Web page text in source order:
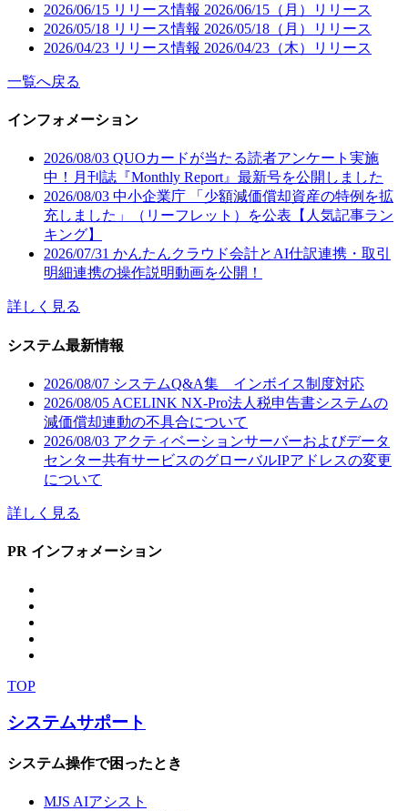
2026/06/15 リリース情報 2026/06/15（月）リリース
2026/05/18 リリース情報 2026/05/18（月）リリース
2026/04/23 リリース情報 2026/04/23（木）リリース
一覧へ戻る
インフォメーション
2026/08/03 QUOカードが当たる読者アンケート実施
中！月刊誌『Monthly Report』最新号を公開しました
2026/08/03 中小企業庁 「少額減価償却資産の特例を拡
充しました」（リーフレット）を公表【人気記事ラン
キング】
2026/07/31 かんたんクラウド会計とAI仕訳連携・取引
明細連携の操作説明動画を公開！
詳しく見る
システム最新情報
2026/08/07 システムQ&A集 インボイス制度対応
2026/08/05 ACELINK NX-Pro法人税申告書システムの
減価償却連動の不具合について
2026/08/03 アクティベーションサーバーおよびデータ
センター共有サービスのグローバルIPアドレスの変更
について
詳しく見る
PR インフォメーション
TOP
システムサポート
システム操作で困ったとき
MJS AIアシスト